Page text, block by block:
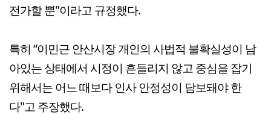
전가할 뿐"이라고 규정했다.
특히 “이민근 안산시장 개인의 사법적 불확실성이 남
아있는 상태에서 시정이 흔들리지 않고 중심을 잡기
위해서는 어느 때보다 인사 안정성이 담보돼야 한
다"고 주장했다.